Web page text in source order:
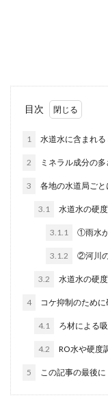
目次
1 水道水に含まれ
2 ミネラル成分の
3 各地の水道局ごと
3.1 水道水の硬
3.1.1 ①雨水
3.1.2 ②河川
3.2 水道水の硬
4 コケ抑制のため
4.1 ろ材による
4.2 RO水や硬度
5 この記事の最後に